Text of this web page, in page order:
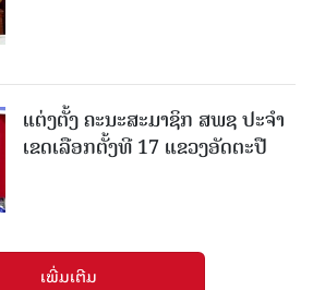
ແຕ່ງຕັ້ງ ຄະນະສະມາຊິກ ສພຊ ປະຈຳ
ເຂດເລືອກຕັ້ງທີ 17 ແຂວງອັດຕະປື
ເພີ່ມເຕີມ